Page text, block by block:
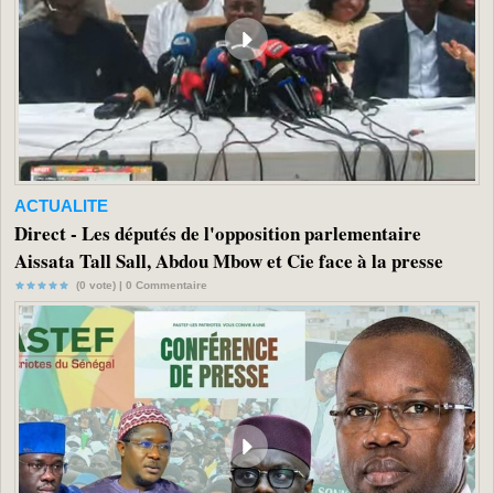
ACTUALITE
Direct - Les députés de l'opposition parlementaire
Aissata Tall Sall, Abdou Mbow et Cie face à la presse
(0 vote) | 0 Commentaire